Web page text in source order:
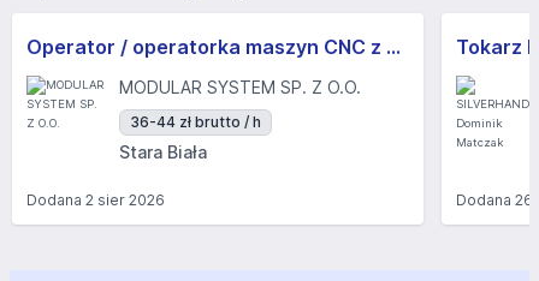
Operator / operatorka maszyn CNC z obsługą suwnic
MODULAR SYSTEM SP. Z O.O.
36-44 zł brutto / h
Stara Biała
Dodana 2 sier 2026 Dodana26